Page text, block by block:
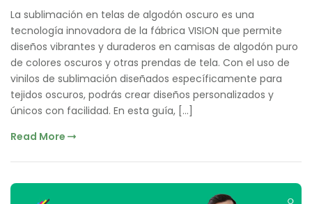
La sublimación en telas de algodón oscuro es una
tecnología innovadora de la fábrica VISION que permite
diseños vibrantes y duraderos en camisas de algodón puro
de colores oscuros y otras prendas de tela. Con el uso de
vinilos de sublimación diseñados específicamente para
tejidos oscuros, podrás crear diseños personalizados y
únicos con facilidad. En esta guía, […]
Read More